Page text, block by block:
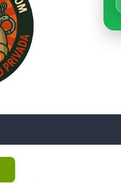
de VPP en Playa de
Orden INT/25/2026 —
condenada a
más de 30
| La realidad tras una
por intrusismo en
nº2014/068.